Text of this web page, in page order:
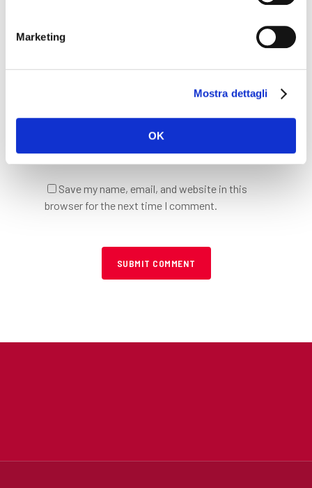
Marketing
Mostra dettagli
OK
Save my name, email, and website in this
browser for the next time I comment.